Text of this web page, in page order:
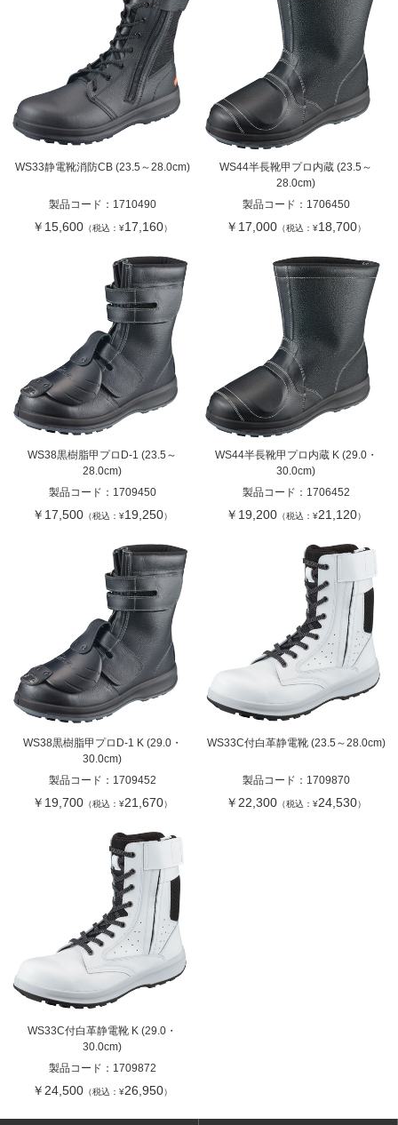
WS33静電靴消防CB (23.5～28.0cm)
製品コード： 1710490
￥15,600 （税込：¥17,160）
WS44半長靴甲プロ内蔵 (23.5～
28.0cm)
製品コード： 1706450
￥17,000 （税込：¥18,700）
WS38黒樹脂甲プロD-1 (23.5～
28.0cm)
製品コード： 1709450
￥17,500 （税込：¥19,250）
WS44半長靴甲プロ内蔵 K (29.0・
30.0cm)
製品コード： 1706452
￥19,200 （税込：¥21,120）
WS38黒樹脂甲プロD-1 K (29.0・
30.0cm)
製品コード： 1709452
￥19,700 （税込：¥21,670）
WS33C付白革静電靴 (23.5～28.0cm)
製品コード： 1709870
￥22,300 （税込：¥24,530）
WS33C付白革静電靴 K (29.0・
30.0cm)
製品コード： 1709872
￥24,500 （税込：¥26,950）